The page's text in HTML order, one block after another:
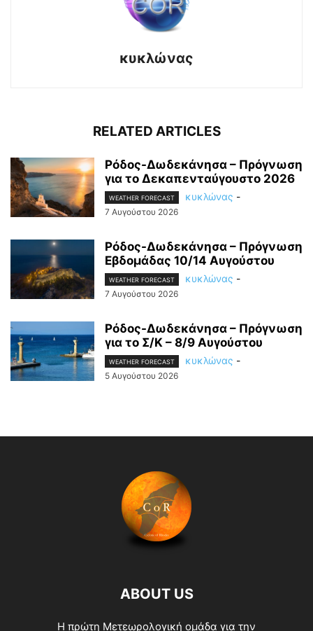
κυκλώνας
RELATED ARTICLES
Ρόδος-Δωδεκάνησα – Πρόγνωση
για το Δεκαπενταύγουστο 2026
WEATHER FORECAST κυκλώνας -
7 Αυγούστου 2026
Ρόδος-Δωδεκάνησα – Πρόγνωση
Εβδομάδας 10/14 Αυγούστου
WEATHER FORECAST κυκλώνας -
7 Αυγούστου 2026
Ρόδος-Δωδεκάνησα – Πρόγνωση
για το Σ/Κ – 8/9 Αυγούστου
WEATHER FORECAST κυκλώνας -
5 Αυγούστου 2026
ABOUT US
Η πρώτη Μετεωρολογική ομάδα για την